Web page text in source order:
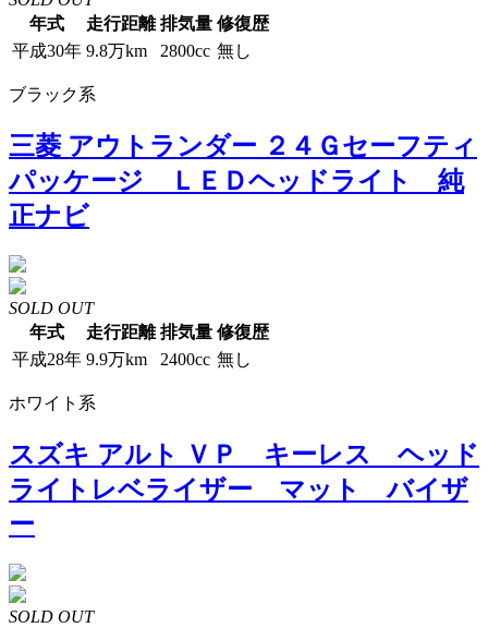
年式
走行距離 排気量 修復歴
平成30年 9.8万km 2800cc 無し
ブラック系
三菱 アウトランダー ２４Ｇセーフティ
パッケージ ＬＥＤヘッドライト 純
正ナビ
SOLD OUT
年式
走行距離 排気量 修復歴
平成28年 9.9万km 2400cc 無し
ホワイト系
スズキ アルト ＶＰ キーレス ヘッド
ライトレベライザー マット バイザ
ー
SOLD OUT